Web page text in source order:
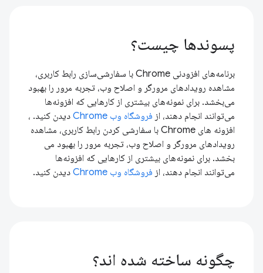
پسوندها چیست؟
برنامه‌های افزودنی Chrome با سفارشی‌سازی رابط کاربری،
مشاهده رویدادهای مرورگر و اصلاح وب، تجربه مرور را بهبود
می‌بخشد. برای نمونه‌های بیشتری از کارهایی که افزونه‌ها
می‌توانند انجام دهند، از فروشگاه وب Chrome
دیدن کنید. ،
افزونه های Chrome با سفارشی کردن رابط کاربری، مشاهده
رویدادهای مرورگر و اصلاح وب، تجربه مرور را بهبود می
بخشد. برای نمونه‌های بیشتری از کارهایی که افزونه‌ها
می‌توانند انجام دهند، از فروشگاه وب Chrome دیدن کنید.
چگونه ساخته شده اند؟